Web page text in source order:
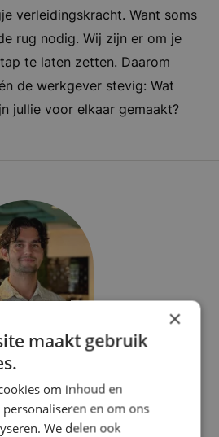
verleidingskracht. Want soms
rug nodig. Wij zijn er om je
te laten zetten. Daarom
de werkgever stevig: Wat
jullie voor elkaar gemaakt?
helpt je
×
maakt gebruik
om inhoud en
en om ons
We delen ook